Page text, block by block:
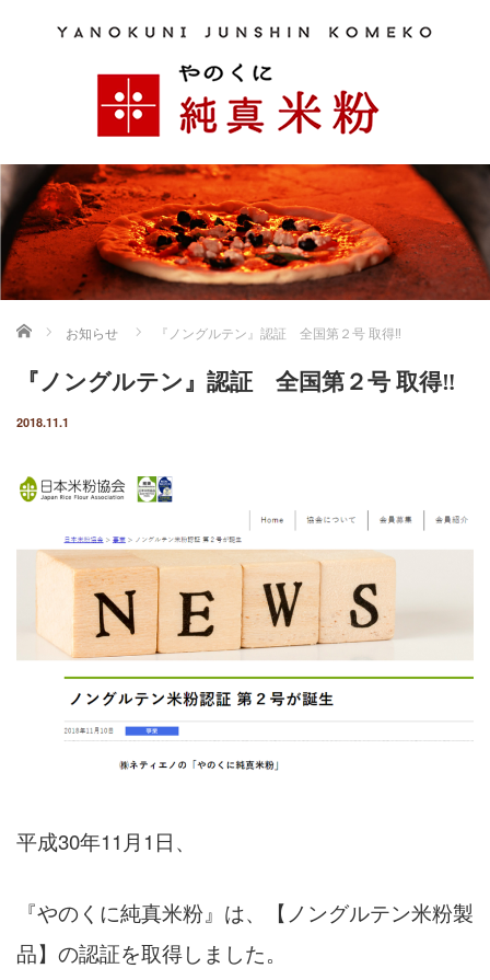
ホーム お知らせ 『ノングルテン』認証 全国第２号 取得‼
『ノングルテン』認証 全国第２号 取得‼
2018.11.1
平成30年11月1日、
『やのくに純真米粉』は、【ノングルテン米粉製
品】の認証を取得しました。